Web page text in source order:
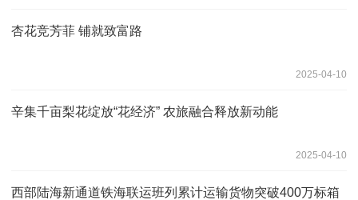
杏花竞芳菲 铺就致富路
2025-04-10
辛集千亩梨花绽放“花经济” 农旅融合释放新动能
2025-04-10
西部陆海新通道铁海联运班列累计运输货物突破400万标箱